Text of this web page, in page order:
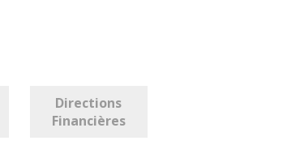
Directions
Financières